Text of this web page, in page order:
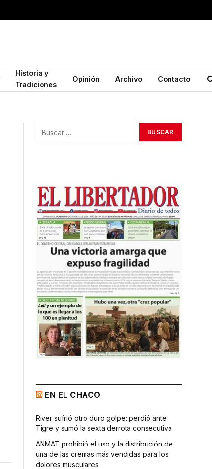
Historia y
Tradiciones
Opinión Archivo Contacto
EN EL CHACO
River sufrió otro duro golpe: perdió ante
Tigre y sumó la sexta derrota consecutiva
ANMAT prohibió el uso y la distribución de
una de las cremas más vendidas para los
dolores musculares